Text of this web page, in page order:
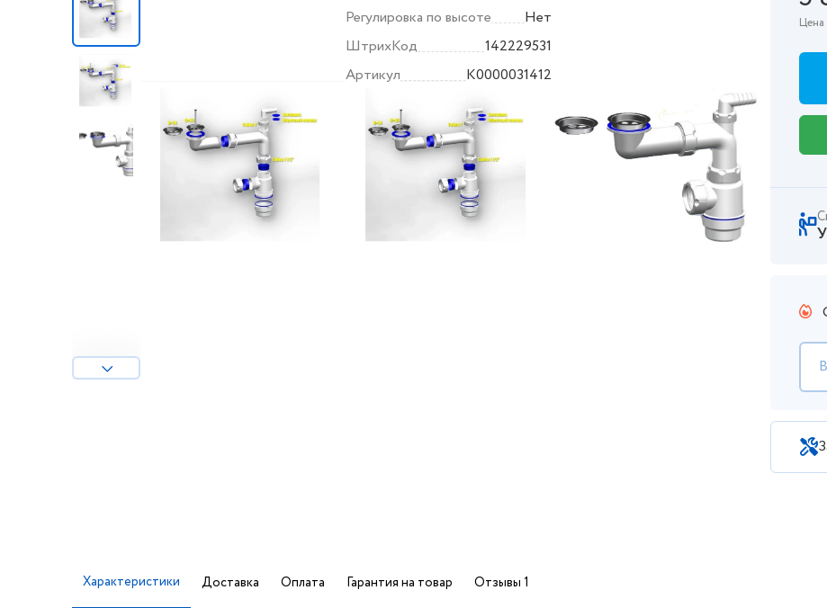
Регулировка по высоте
Нет
ШтрихКод
142229531
Артикул
K0000031412
Цена
Характеристики Доставка Оплата Гарантия на товар Отзывы 1